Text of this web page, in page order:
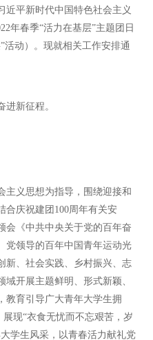
平新时代中国特色社会主义
年春季“活力在基层”主题团日
活动）。现就相关工作安排通
新征程。
主义思想为指导，围绕迎接和
合庆祝建团 100周年有关安
会《中共中央关于党的百年奋
党领导的百年中国青年运动光
新、社会实践、乡村振兴、志
开展主题鲜明、形式新颖、
教育引导广大青年大学生拥
展现“衣食无忧而不忘艰苦，岁
学生风采，以青春活力献礼党